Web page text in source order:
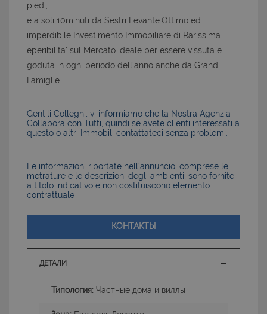
piedi,
e a soli 10minuti da Sestri Levante.Ottimo ed
imperdibile Investimento Immobiliare di Rarissima
eperibilita' sul Mercato ideale per essere vissuta e
goduta in ogni periodo dell'anno anche da Grandi
Famiglie
Gentili Colleghi, vi informiamo che la Nostra Agenzia
Collabora con Tutti, quindi se avete clienti interessati a
questo o altri Immobili contattateci senza problemi.
Le informazioni riportate nell’annuncio, comprese le
metrature e le descrizioni degli ambienti, sono fornite
a titolo indicativo e non costituiscono elemento
contrattuale
КОНТАКТЫ
ДЕТАЛИ
Типология: Частные дома и виллы